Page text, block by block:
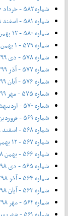
شماره ۵۸۲ - خرداد ۱۴۰۰
شماره ۵۸۱ - اسفند ۱۳۹۹
شماره ۵۸۰ - ۱۲ بهمن ۱۳۹۹
شماره ۵۷۹ - ۱ بهمن ۱۳۹۹
شماره ۵۷۸ - دی ۱۳۹۹
شماره ۵۷۷ - آذر ۱۳۹۹
شماره ۵۷۶ - آبان ۱۳۹۹
شماره ۵۷۵ - مهر ۱۳۹۹
شماره ۵۷۰ - اردیبهشت ۱۳۹۹
شماره ۵۶۹ - فروردین ۱۳۹۹
شماره ۵۶۸ - اسفند ۱۳۹۸
شماره ۵۶۷ - ۱۲ بهمن ۱۳۹۸
شماره ۵۶۶ - بهمن ۱۳۹۸
شماره ۵۶۵ - دی ۱۳۹۸
شماره ۵۶۴ - آذر ۱۳۹۸
شماره ۵۶۳ - آیان ۱۳۹۸
شماره ۵۶۲ - مهر ۱۳۹۸